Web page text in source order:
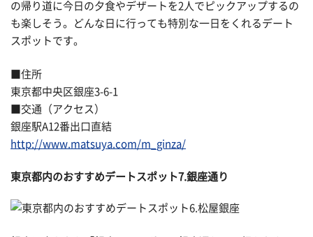
の帰り道に今日の夕食やデザートを2人でピックアップするの
も楽しそう。どんな日に行っても特別な一日をくれるデート
スポットです。
■住所
東京都中央区銀座3-6-1
■交通（アクセス）
銀座駅A12番出口直結
http://www.matsuya.com/m_ginza/
東京都内のおすすめデートスポット7.銀座通り